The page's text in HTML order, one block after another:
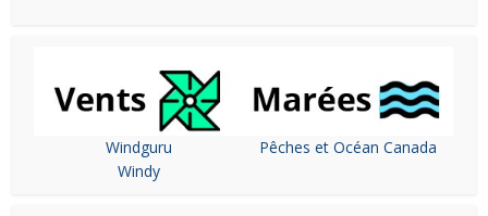
Windguru
Windy
Pêches et Océan Canada